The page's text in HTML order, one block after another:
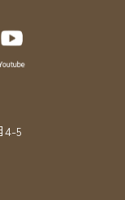
4-5